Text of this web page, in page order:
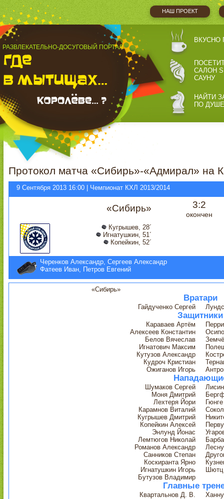
НАШ ПРОЕКТ
РАЗВЛЕКАТЕЛЬНО-ДОСУГОВЫЙ ПОРТАЛ
ВКУСНО
САЛОН
САУНУ
НАЙТИ
ПО ДУШЕ
Протокол матча «Сибирь»-«Адмирал» на
9 Сентября 2013 16:00 | Чемпионат КХЛ 2013/2014
«Сибирь» 3:2
окончен
Кугрышев, 28´
Игнатушкин, 51´
Копейкин, 52´
Черенков Александр, Сергеев Александр
Фатеев Иван, Петров Евгений
«Сибирь»
Вратари
Гайдученко Сергей
Защитники
Караваев Артём
Алексеев Константин
Белов Вячеслав
Игнатович Максим
Кутузов Александр
Кудроч Кристиан
Ожиганов Игорь
Шумаков Сергей
Моня Дмитрий
Лехтеря Йори
Карамнов Виталий
Кугрышев Дмитрий
Копейкин Алексей
Энлунд Йонас
Лемтюгов Николай
Романов Александр
Санников Степан
Коскиранта Ярно
Игнатушкин Игорь
Шютц
Бутузов Владимир
Главные
Квартальнов Д. В.